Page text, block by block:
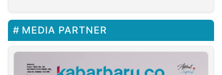
MEDIA PARTNER